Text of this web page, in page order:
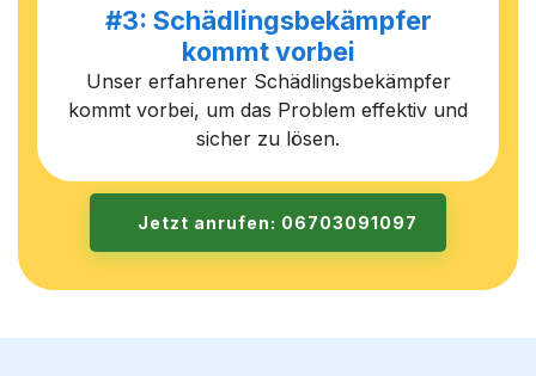
#3: Schädlingsbekämpfer
kommt vorbei
Unser erfahrener Schädlingsbekämpfer
kommt vorbei, um das Problem effektiv und
sicher zu lösen.
Jetzt anrufen: 06703091097